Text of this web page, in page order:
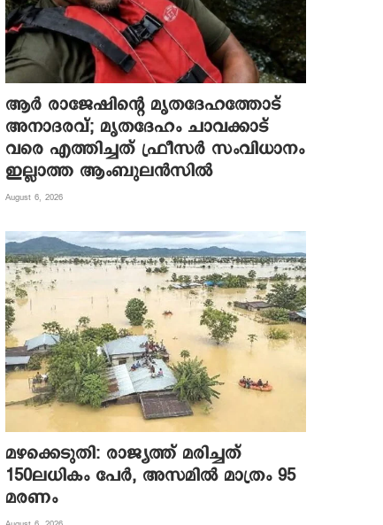
ആര്‍ രാജേഷിന്റെ മൃതദേഹത്തോട്
അനാദരവ്; മൃതദേഹം ചാവക്കാട്
വരെ എത്തിച്ചത് ഫ്രീസര്‍ സംവിധാനം
ഇല്ലാത്ത ആംബുലന്‍സില്‍
August 6, 2026
മഴക്കെടുതി: രാജ്യത്ത് മരിച്ചത്
150ലധികം പേർ, അസമിൽ മാത്രം 95
മരണം